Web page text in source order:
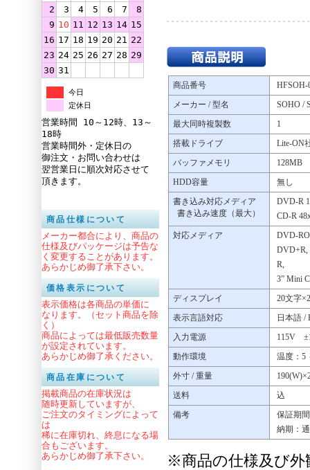
2
3 4 5 6 7
8
9 10 11 12 13 14 15
16 17 18 19 20 21 22
23 24 25 26 27 28 29
30 31
今日
定休日
営業時間 10～12時、13～
18時
営業時間外・定休日の
御注文・お問い合わせは
翌営業日に順次対応させて
頂きます。
商品仕様について
メーカー都合により、商品の
仕様及びパッケージは予告な
く変更することがあります。
あらかじめ御了承下さい。
価格表示について
表示価格は各商品の単価に
なります。（セット商品を除
く）
商品によっては最低販売数量
が設定されています。
あらかじめ御了承ください。
商品在庫について
掲載商品の在庫状況は
随時更新していますが、
ご注文のタイミングによって
は
稀に在庫切れ、終息になる場
合もございます。
あらかじめ御了承下さい。
商品番号
HFSOH-
メーカー / 型名
SOHO /
最大同時複製数
1
搭載ドライブ
Lite-ON
バッファメモリ
128MB
HDD容量
無し
書き込み対応メディア
書き込み速度（最大）
DVD-R
CD-R
対応メディア
DVD-
DVD+R,
R,
3” Mini
ディスプレイ
20文字
表示言語対応
日本語 /
入力電源
115V
動作環境
温度：5
外寸 / 重量
送料
込
備考
保証期
納期：
※商品の仕様及び外